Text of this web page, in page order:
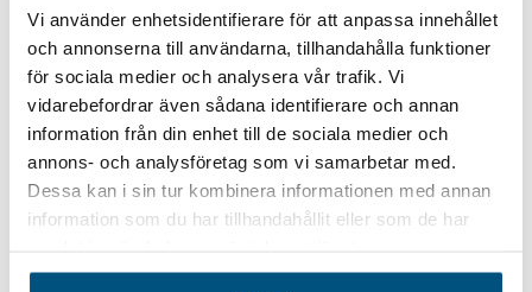
Vi använder enhetsidentifierare för att anpassa innehållet
och annonserna till användarna, tillhandahålla funktioner
för sociala medier och analysera vår trafik. Vi
vidarebefordrar även sådana identifierare och annan
information från din enhet till de sociala medier och
annons- och analysföretag som vi samarbetar med.
Dessa kan i sin tur kombinera informationen med annan
information som du har tillhandahållit eller som de har
Wasserenthärtung